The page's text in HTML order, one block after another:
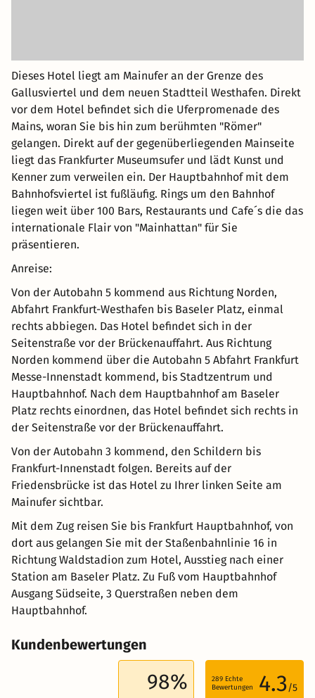
Dieses Hotel liegt am Mainufer an der Grenze des
Gallusviertel und dem neuen Stadtteil Westhafen. Direkt
vor dem Hotel befindet sich die Uferpromenade des
Mains, woran Sie bis hin zum berühmten "Römer"
gelangen. Direkt auf der gegenüberliegenden Mainseite
liegt das Frankfurter Museumsufer und lädt Kunst und
Kenner zum verweilen ein. Der Hauptbahnhof mit dem
Bahnhofsviertel ist fußläufig. Rings um den Bahnhof
liegen weit über 100 Bars, Restaurants und Cafe´s die das
internationale Flair von "Mainhattan" für Sie
präsentieren.
Anreise:
Von der Autobahn 5 kommend aus Richtung Norden,
Abfahrt Frankfurt-Westhafen bis Baseler Platz, einmal
rechts abbiegen. Das Hotel befindet sich in der
Seitenstraße vor der Brückenauffahrt. Aus Richtung
Norden kommend über die Autobahn 5 Abfahrt Frankfurt
Messe-Innenstadt kommend, bis Stadtzentrum und
Hauptbahnhof. Nach dem Hauptbahnhof am Baseler
Platz rechts einordnen, das Hotel befindet sich rechts in
der Seitenstraße vor der Brückenauffahrt.
Von der Autobahn 3 kommend, den Schildern bis
Frankfurt-Innenstadt folgen. Bereits auf der
Friedensbrücke ist das Hotel zu Ihrer linken Seite am
Mainufer sichtbar.
Mit dem Zug reisen Sie bis Frankfurt Hauptbahnhof, von
dort aus gelangen Sie mit der Staßenbahnlinie 16 in
Richtung Waldstadion zum Hotel, Ausstieg nach einer
Station am Baseler Platz. Zu Fuß vom Hauptbahnhof
Ausgang Südseite, 3 Querstraßen neben dem
Hauptbahnhof.
Kundenbewertungen
98% 289 Echte
Bewertungen
4.3/5